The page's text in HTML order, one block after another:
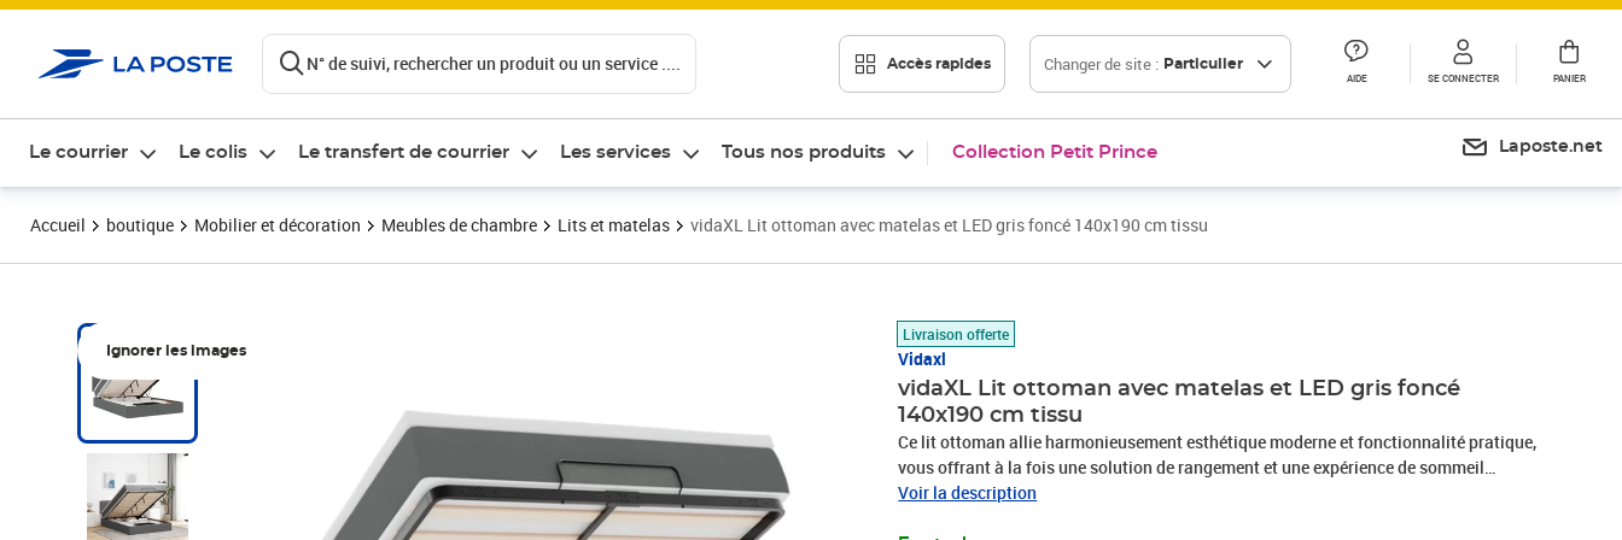
N° de suivi, rechercher un produit ou un service .... Accès rapides Changer de site : Particulier
AIDE SE CONNECTER PANIER
Le courrier Le colis Le transfert de courrier Les services Tous nos produits Collection Petit Prince Laposte.net
Accueil boutique Mobilier et décoration Meubles de chambre Lits et matelas vidaXL Lit ottoman avec matelas et LED gris foncé 140x190 cm tissu
Ignorer les images
Livraison offerte
Vidaxl
vidaXL Lit ottoman avec matelas et LED gris foncé
140x190 cm tissu
Ce lit ottoman allie harmonieusement esthétique moderne et fonctionnalité pratique,
vous offrant à la fois une solution de rangement et une expérience de sommeil
confortable. Matériau doux et durable : le tissu en polyester offre une combinaison de
Voir la description
Prix 593,89€